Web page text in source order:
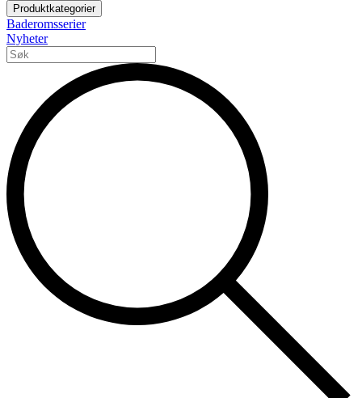
Produktkategorier
Baderomsserier
Nyheter